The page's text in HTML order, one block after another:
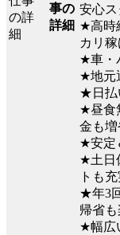
事の
詳細
安心ス
★高時
カリ
★車・
★地元
★日払
★昼食
金も増
★安定
★土日
トも充
★年3
帰省
★幅広